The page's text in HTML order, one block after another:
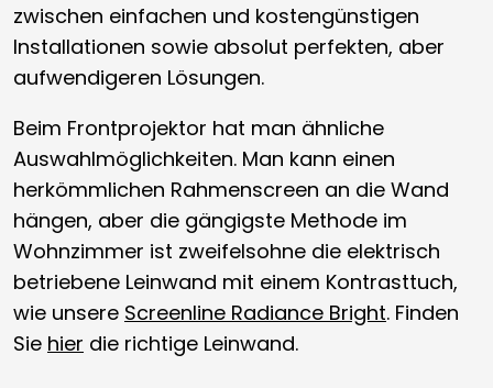
zwischen einfachen und kostengünstigen
Installationen sowie absolut perfekten, aber
aufwendigeren Lösungen.
Beim Frontprojektor hat man ähnliche
Auswahlmöglichkeiten. Man kann einen
herkömmlichen Rahmenscreen an die Wand
hängen, aber die gängigste Methode im
Wohnzimmer ist zweifelsohne die elektrisch
betriebene Leinwand mit einem Kontrasttuch,
wie unsere Screenline Radiance Bright. Finden
Sie hier die richtige Leinwand.